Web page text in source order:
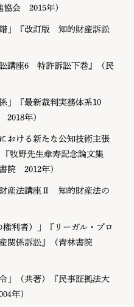
協会 2015年）
錯」『改訂版 知的財産訴訟
講座6 特許訴訟下巻』（民
」『最新裁判実務体系10
年）
おける新たな公知技術主張
牧野先生傘寿記念論文集
院 2012年）
財産法講座Ⅱ 知的財産法の
権利者）」『リーガル・プロ
関係訴訟』（青林書院
」（共著）『民事証拠法大
年）